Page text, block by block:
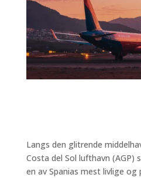
Langs den glitrende
Costa del Sol lufthavn (AGP)
en av Spanias mest livlige